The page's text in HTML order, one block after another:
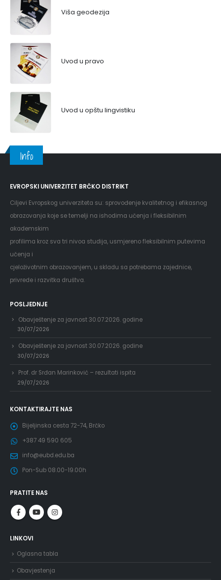
Viša geodezija
Uvod u pravo
Uvod u opštu lingvistiku
Info
EVROPSKI UNIVERZITET BRČKO DISTRIKT
Ciljevi Evropskog univerziteta su: sprovođenje kvalitetnog i efikasnog
obrazovanja koje se temelji na ishodima učenja i fleksibilnim
akademskim
profilima kroz sva tri nivoa studija, usmjereno fleksibilnim putevima
učenja i
cjeloživotnim obrazovanjem, u skladu sa potrebama zajednice,
privrede i razvitka društva.
POSLJEDNJE
Obavještenje za javnost 30.07.2026. godine
30/07/2026
Obavještenje za javnost 30.07.2026. godine
30/07/2026
Prof. dr Srđan Marinković – rezultati ispita
29/07/2026
KONTAKTIRAJTE NAS
Bijeljinska cesta 72-74, Brčko
+387 49 590 605
info@eubd.edu.ba
Pon-Sub 08.00-19.00h
PRATITE NAS
LINKOVI
Oglasna tabla
Obavjestenja